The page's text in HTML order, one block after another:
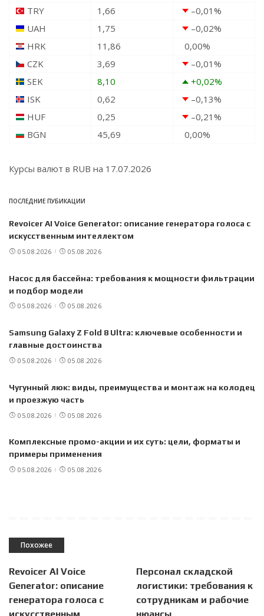
TRY
1,66 –0,01%
UAH
1,75 –0,02%
HRK
11,86 0,00%
CZK
3,69 –0,01%
SEK
8,10 +0,02%
ISK
0,62 –0,13%
HUF
0,25 –0,21%
BGN
45,69 0,00%
Курсы валют в RUB на 17.07.2026
ПОСЛЕДНИЕ ПУБИКАЦИИ
Revoicer AI Voice Generator: описание генератора голоса с
искусственным интеллектом
05.08.2026 05.08.2026
Насос для бассейна: требования к мощности фильтрации
и подбор модели
05.08.2026 05.08.2026
Samsung Galaxy Z Fold 8 Ultra: ключевые особенности и
главные достоинства
05.08.2026 05.08.2026
Чугунный люк: виды, преимущества и монтаж на колодец
и проезжую часть
05.08.2026 05.08.2026
Комплексные промо-акции и их суть: цели, форматы и
примеры применения
05.08.2026 05.08.2026
Похожее
Revoicer AI Voice
Generator: описание
генератора голоса с
Персонал складской
логистики: требования к
сотрудникам и рабочие